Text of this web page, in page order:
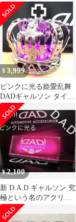
SUZUKIスペーシア
¥3,999
ピンクに光る姫愛乱舞
DADギャルソン タイプ
CROWN王冠 USB電源
¥2,100
新 D.A.D ギャルソン 究
極という名のアクリル
プレート ピンクに光る
LED